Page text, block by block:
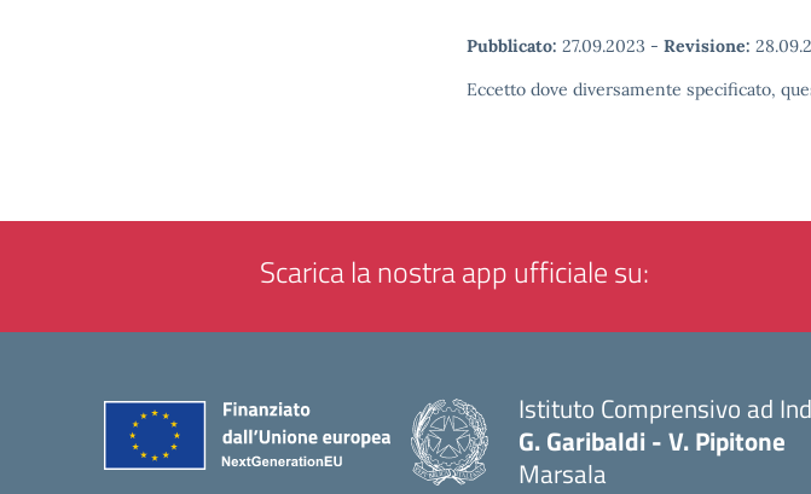
Pubblicato: 27.09.2023 - Revisione:
Eccetto dove diversamente specificato,
Scarica la nostra app ufficiale su:
Istituto Comprensivo ad
G. Garibaldi - V. Pipitone
Marsala